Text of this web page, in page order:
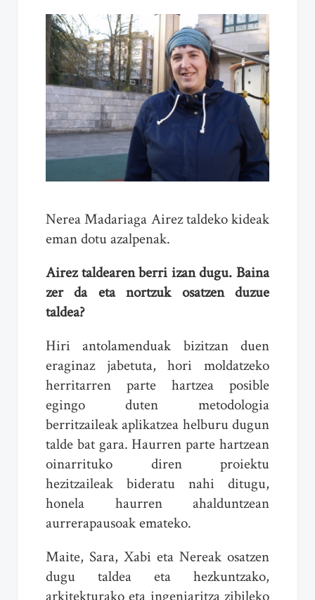
Nerea Madariaga Airez taldeko kideak
eman dotu azalpenak.
Airez taldearen berri izan dugu. Baina
zer da eta nortzuk osatzen duzue
taldea?
Hiri antolamenduak bizitzan duen
eraginaz jabetuta, hori moldatzeko
herritarren parte hartzea posible
egingo duten metodologia
berritzaileak aplikatzea helburu dugun
talde bat gara. Haurren parte hartzean
oinarrituko diren proiektu
hezitzaileak bideratu nahi ditugu,
honela haurren ahalduntzean
aurrerapausoak emateko.
Maite, Sara, Xabi eta Nereak osatzen
dugu taldea eta hezkuntzako,